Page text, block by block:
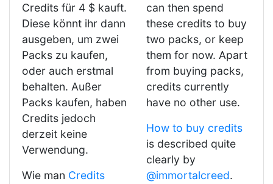
Credits für 4 $ kauft.
Diese könnt ihr dann
ausgeben, um zwei
Packs zu kaufen,
oder auch erstmal
behalten. Außer
Packs kaufen, haben
Credits jedoch
derzeit keine
Verwendung.
Wie man Credits
can then spend
these credits to buy
two packs, or keep
them for now. Apart
from buying packs,
credits currently
have no other use.
How to buy credits
is described quite
clearly by
@immortalcreed.